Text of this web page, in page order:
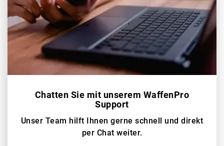
Chatten Sie mit unserem WaffenPro
Support
Unser Team hilft Ihnen gerne schnell und direkt
per Chat weiter.